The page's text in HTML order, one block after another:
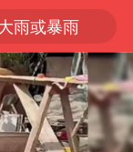
雨或暴雨
体验
河南潜逃10日重大刑案嫌疑人落网
西湖突现狂风暴雨 游客瞬间被浇透